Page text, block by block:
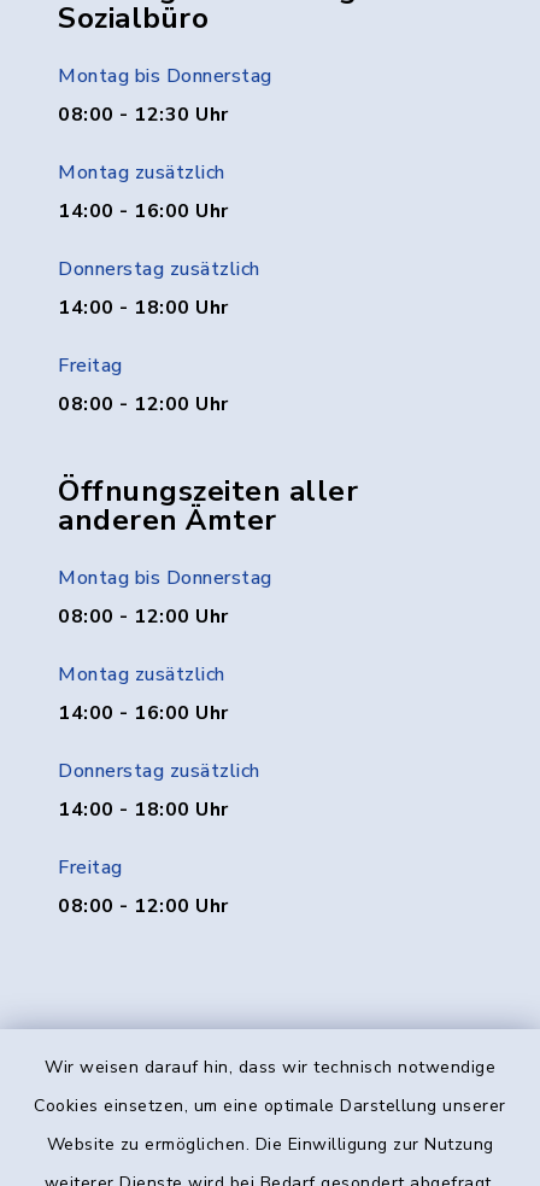
Wir weisen darauf hin, dass wir technisch notwendige
Cookies einsetzen, um eine optimale Darstellung unserer
Website zu ermöglichen. Die Einwilligung zur Nutzung
Sozialbüro
Montag bis Donnerstag
08:00 - 12:30 Uhr
Montag zusätzlich
14:00 - 16:00 Uhr
Donnerstag zusätzlich
14:00 - 18:00 Uhr
Freitag
08:00 - 12:00 Uhr
Öffnungszeiten aller
anderen Ämter
Montag bis Donnerstag
08:00 - 12:00 Uhr
Montag zusätzlich
14:00 - 16:00 Uhr
Donnerstag zusätzlich
14:00 - 18:00 Uhr
Freitag
08:00 - 12:00 Uhr
Kontakt